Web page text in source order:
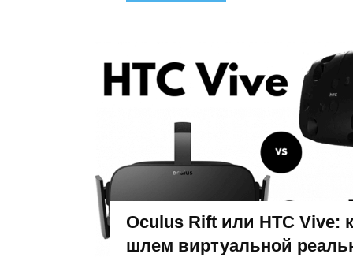
Oculus Rift или HTC Vive:
шлем виртуальной